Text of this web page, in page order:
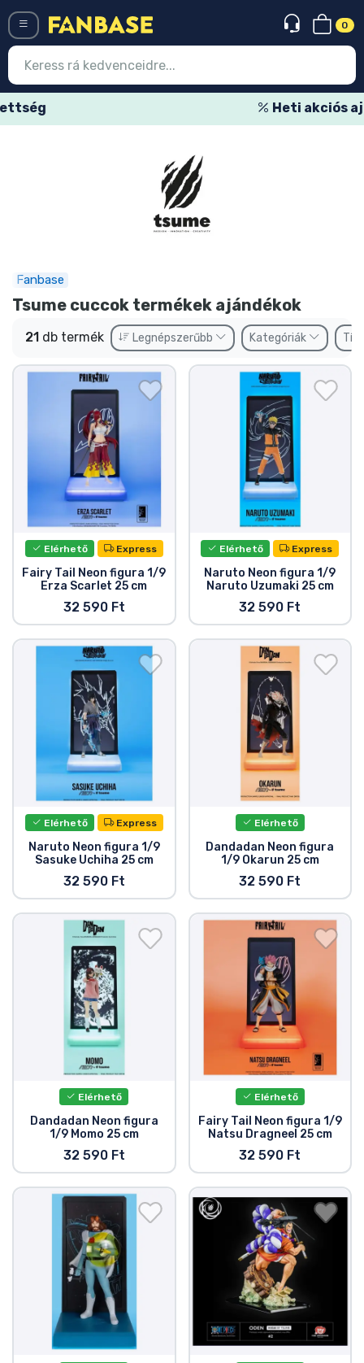
0
Heti akciós ajánlatok
Fanbase
Tsume cuccok termékek ajándékok
21 db termék Legnépszerűbb Kategóriák
Elérhető Express
Fairy Tail Neon figura 1/9
Erza Scarlet 25 cm
32 590 Ft
Elérhető Express
Naruto Neon figura 1/9
Naruto Uzumaki 25 cm
32 590 Ft
Elérhető Express
Naruto Neon figura 1/9
Sasuke Uchiha 25 cm
32 590 Ft
Elérhető
Dandadan Neon figura
1/9 Okarun 25 cm
32 590 Ft
Elérhető
Dandadan Neon figura
1/9 Momo 25 cm
32 590 Ft
Elérhető
Fairy Tail Neon figura 1/9
Natsu Dragneel 25 cm
32 590 Ft
Menü
Legújabb cuccok
Előrendelhető cuccok
Outlet cuccok
Ajándékkártya
Szállítás és fizetés
Sorozatos cuccok
Filmes cuccok
Mesés cuccok
Animés cuccok
Gamer cuccok
Sportos cuccok
Zenés cuccok
Terméktípusok
Márkák